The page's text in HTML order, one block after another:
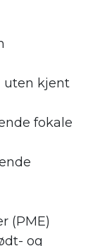
uten kjent
fokale
(PME)
og